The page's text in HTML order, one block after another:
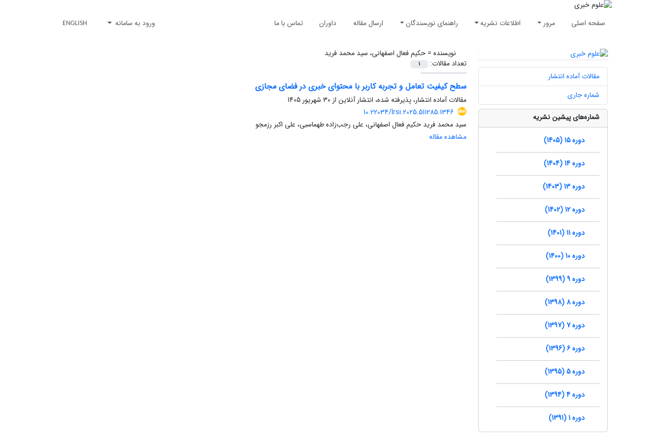
صفحه اصلی مرور اطلاعات نشریه راهنمای نویسندگان ارسال مقاله داوران تماس با ما ورود به سامانه ENGLISH
نویسنده =حکیم فعال اصفهانی، سید محمد فرید
تعداد مقالات:
1
سطح کیفیت تعامل و تجربه کاربر با محتوای خبری در فضای مجازی
مقالات آماده انتشار، پذیرفته شده، انتشار آنلاین از 30 شهریور 1405
10.22034/lrsi.2025.511285.1346
سید محمد فرید حکیم فعال اصفهانی، علی رجب‌زاده طهماسبی، علی اکبر رزمجو
مشاهده مقاله
مقالات آماده انتشار
شماره جاری
شماره‌های پیشین نشریه
دوره 15 (1405)
دوره 14 (1404)
دوره 13 (1403)
دوره 12 (1402)
دوره 11 (1401)
دوره 10 (1400)
دوره 9 (1399)
دوره 8 (1398)
دوره 7 (1397)
دوره 6 (1396)
دوره 5 (1395)
دوره 4 (1394)
دوره 1 (1391)